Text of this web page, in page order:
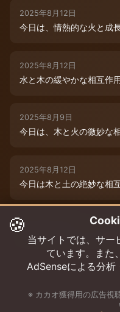
2025年8月12日
今日は、情熱的な火と成
2025年8月12日
水と木の緩やかな相互作
2025年8月9日
今日は、木と火の微妙な
2025年8月12日
今日は木と土の絶妙な相
2025年8月12日
今日は、燃えるような
🍪
当サイトでは、サ
ています。ま
AdSenseによる分析
※ カカオ獲得用の広告視